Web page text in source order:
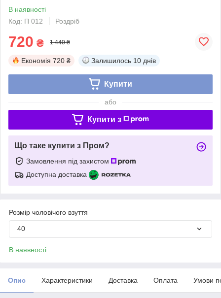
В наявності
Код: П 012
Роздріб
720 ₴ 1 440 ₴
Економія 720 ₴ Залишилось 10 днів
Купити
або
Купити з
Що таке купити з Пром?
Замовлення під захистом
Доступна доставка
Розмір чоловічого взуття
40
В наявності
Опис Характеристики Доставка Оплата Умови